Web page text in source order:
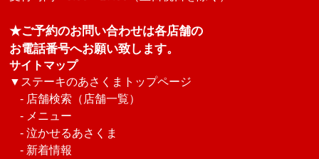
★ご予約のお問い合わせは各店舗の
お電話番号へお願い致します。
サイトマップ
▼ ステーキのあさくまトップページ
- 店舗検索（店舗一覧）
- メニュー
-泣かせるあさくま
- 新着情報